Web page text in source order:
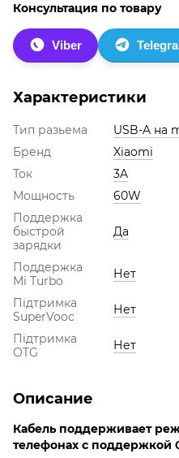
Консультация по товару
Viber
Характеристики
Тип разьема
USB-A на
Бренд
Xiaomi
Ток
3A
Мощность
60W
Поддержка
быстрой
зарядки
Да
Поддержка
Mi Turbo
Нет
Підтримка
SuperVooc
Нет
Підтримка
OTG
Нет
Описание
Кабель поддерживает
телефонах с поддержкой